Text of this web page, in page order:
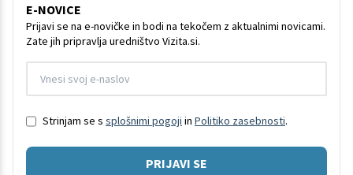
E-NOVICE
Prijavi se na e-novičke in bodi na tekočem z aktualnimi novicami.
Zate jih pripravlja uredništvo Vizita.si.
Strinjam se s splošnimi pogoji in Politiko zasebnosti.
PRIJAVI SE